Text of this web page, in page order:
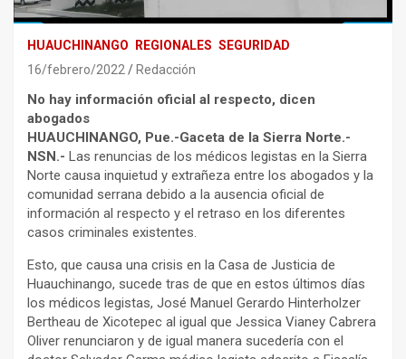
HUAUCHINANGO REGIONALES SEGURIDAD
16/febrero/2022
Redacción
No hay información oficial al respecto, dicen
abogados
HUAUCHINANGO, Pue.-Gaceta de la Sierra Norte.-
NSN.- Las renuncias de los médicos legistas en la Sierra
Norte causa inquietud y extrañeza entre los abogados y la
comunidad serrana debido a la ausencia oficial de
información al respecto y el retraso en los diferentes
casos criminales existentes.
Esto, que causa una crisis en la Casa de Justicia de
Huauchinango, sucede tras de que en estos últimos días
los médicos legistas, José Manuel Gerardo Hinterholzer
Bertheau de Xicotepec al igual que Jessica Vianey Cabrera
Oliver renunciaron y de igual manera sucedería con el